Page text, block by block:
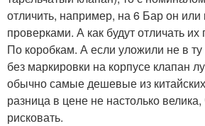
отличить, например, на 6 Бар он
проверками. А как будут отличать
По коробкам. А если уложили не в
без маркировки на корпусе клапан
обычно самые дешевые из
разница в цене не настолько
рисковать.